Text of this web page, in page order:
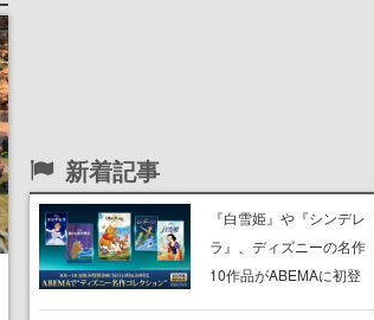
新着記事
『白雪姫』や『シンデレ
ラ』、ディズニーの名作
10作品がABEMAに初登